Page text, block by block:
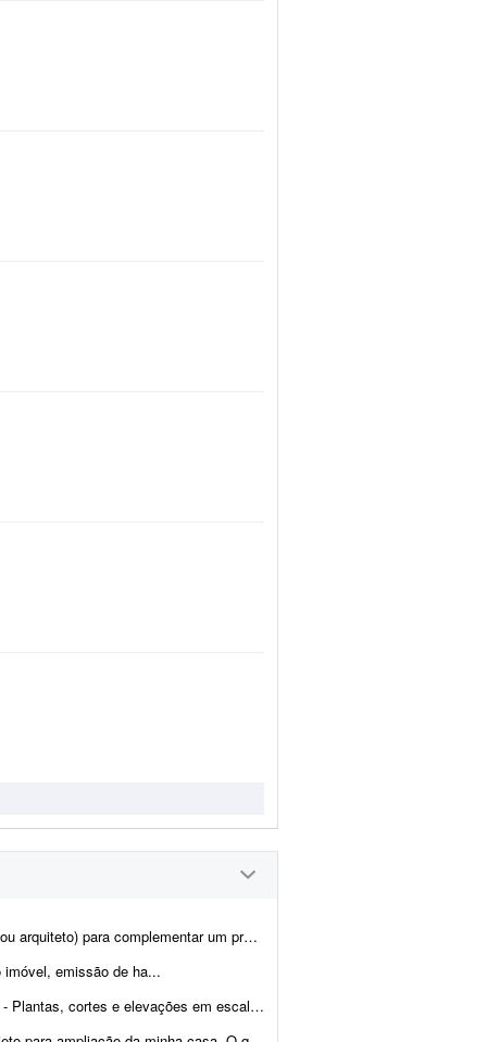
residência unifamiliar com telhado de quatro águas. Já tenho pronto e fornece...
imóvel, emissão de ha...
(arquivos DWG e PDF) - Modelo 3D atualizado (já existe ...